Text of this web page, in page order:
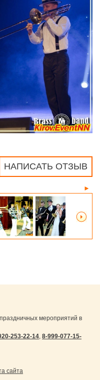
НАПИСАТЬ ОТЗЫВ
►
мероприятий в
253-22-14, 8-999-077-15-
сайта